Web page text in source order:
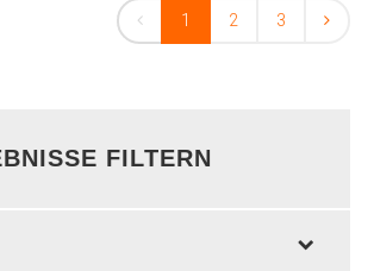
1 2 3
FILTERN